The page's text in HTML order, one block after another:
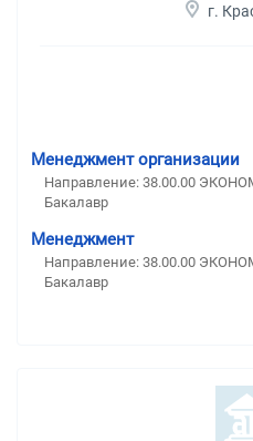
г.
Менеджмент организации
Направление: 38.00.00
Бакалавр
Менеджмент
Направление: 38.00.00
Бакалавр